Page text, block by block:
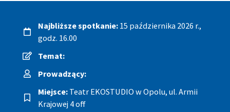
Akademia Młodych
Najbliższe spotkanie: 15 października 2026 r.,
godz. 16.00
Temat:
Prowadzący:
Miejsce: Teatr EKOSTUDIO w Opolu, ul. Armii
Krajowej 4 off